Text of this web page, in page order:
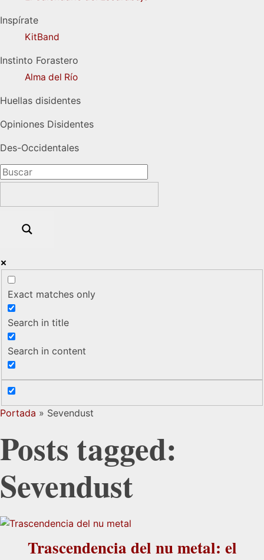
Inspírate
KitBand
Instinto Forastero
Alma del Río
Huellas disidentes
Opiniones Disidentes
Des-Occidentales
Exact matches only
Search in title
Search in content
Portada » Sevendust
Posts tagged:
Sevendust
Trascendencia del nu metal: el